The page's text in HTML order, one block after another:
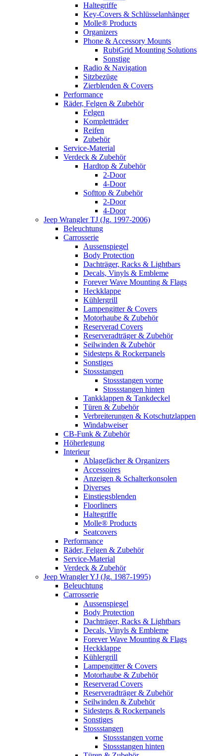
Haltegriffe
Key-Covers & Schlüsselanhänger
Molle® Products
Organizers
Phone & Accessory Mounts
RubiGrid Mounting Solutions
Sonstige
Radio & Navigation
Sitzbezüge
Zierblenden & Covers
Performance
Räder, Felgen & Zubehör
Felgen
Kompletträder
Reifen
Zubehör
Service-Material
Verdeck & Zubehör
Hardtop & Zubehör
2-Door
4-Door
Softtop & Zubehör
2-Door
4-Door
Jeep Wrangler TJ (Jg. 1997-2006)
Beleuchtung
Carrosserie
Aussenspiegel
Body Protection
Dachträger, Racks & Lightbars
Decals, Vinyls & Embleme
Forever Wave Mounting & Flags
Heckklappe
Kühlergrill
Lampengitter & Covers
Motorhaube & Zubehör
Reserverad Covers
Reserveradträger & Zubehör
Seilwinden & Zubehör
Sidesteps & Rockerpanels
Sonstiges
Stossstangen
Stossstangen vorne
Stossstangen hinten
Tankklappen & Tankdeckel
Türen & Zubehör
Verbreiterungen & Kotschutzlappen
Windabweiser
CB-Funk & Zubehör
Höherlegung
Interieur
Ablagefächer & Organizers
Accessoires
Anzeigen & Schalterkonsolen
Diverses
Einstiegsblenden
Floorliners
Haltegriffe
Molle® Products
Seatcovers
Performance
Räder, Felgen & Zubehör
Service-Material
Verdeck & Zubehör
Jeep Wrangler YJ (Jg. 1987-1995)
Beleuchtung
Carrosserie
Aussenspiegel
Body Protection
Dachträger, Racks & Lightbars
Decals, Vinyls & Embleme
Forever Wave Mounting & Flags
Heckklappe
Kühlergrill
Lampengitter & Covers
Motorhaube & Zubehör
Reserverad Covers
Reserveradträger & Zubehör
Seilwinden & Zubehör
Sidesteps & Rockerpanels
Sonstiges
Stossstangen
Stossstangen vorne
Stossstangen hinten